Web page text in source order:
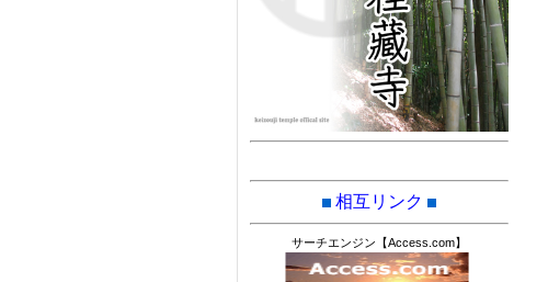
相互リンク
サーチエンジン【Access.com】